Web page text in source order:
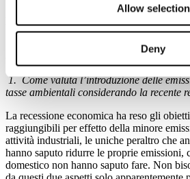
Allow selection
Deny
Dettagli
Pubblicato: 08 Marzo 2012
1.Come valuta l’introduzione delle
tasse ambientali considerando la recente
La recessione economica ha reso gli
raggiungibili per effetto della minore
attività industriali, le uniche peraltro che
hanno saputo ridurre le proprie emissioni,
domestico non hanno saputo fare. Non